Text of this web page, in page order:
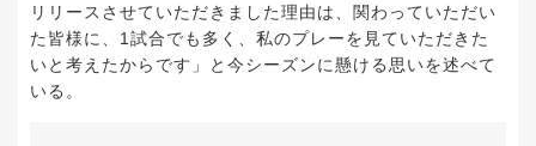
リリースさせていただきました理由は、関わっていただい
た皆様に、1試合でも多く、私のプレーを見ていただきた
いと考えたからです」と今シーズンに懸ける思いを述べて
いる。